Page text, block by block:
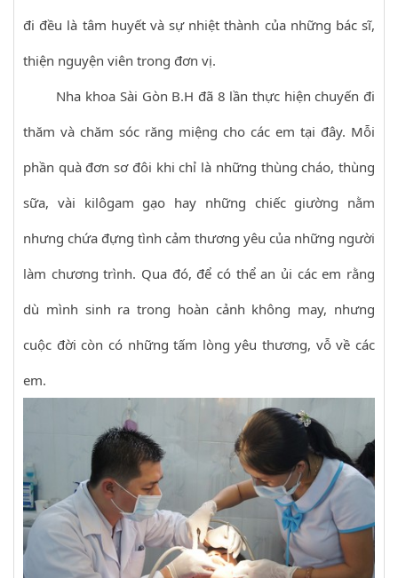
đi đều là tâm huyết và sự nhiệt thành của những bác sĩ,
thiện nguyện viên trong đơn vị.
Nha khoa Sài Gòn B.H đã 8 lần thực hiện chuyến đi
thăm và chăm sóc răng miệng cho các em tại đây. Mỗi
phần quà đơn sơ đôi khi chỉ là những thùng cháo, thùng
sữa, vài kilôgam gạo hay những chiếc giường nằm
nhưng chứa đựng tình cảm thương yêu của những người
làm chương trình. Qua đó, để có thể an ủi các em rằng
dù mình sinh ra trong hoàn cảnh không may, nhưng
cuộc đời còn có những tấm lòng yêu thương, vỗ về các
em.